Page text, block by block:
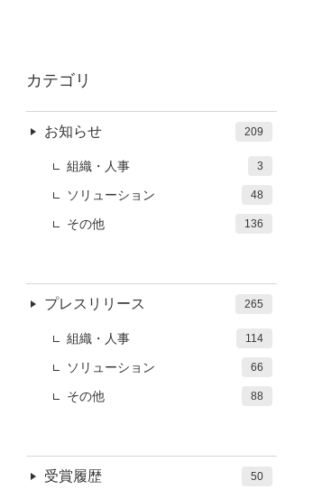
カテゴリ
お知らせ 209
組織・人事 3
ソリューション 48
その他 136
プレスリリース 265
組織・人事 114
ソリューション 66
その他 88
受賞履歴 50